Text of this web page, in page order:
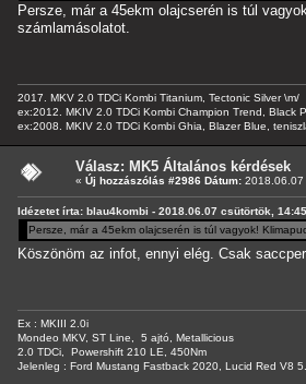
Persze, már a 45ekm olajcserén is túl
számlamásolatot.
2017. MKV 2.0 TDCi Kombi Titanium, Tectonic Silver \m/
ex:2012. MKIV 2.0 TDCi Kombi Champion Trend, Black
ex:2008. MKIV 2.0 TDCi Kombi Ghia, Blazer Blue,
Válasz: MK5 Általános kérdések
« Új hozzászólás #2986 Dátum: 2018.06.07
Idézetet írta: blau4kombi - 2018.06.07 csütörtök,
Persze, már a 45ekm olajcserén is túl vagyok!
Köszönöm az infot, ennyi elég. Csak
Ex : MKIII 2.0i
Mondeo MKV, ST Line, 5 ajtó, Metallicious
2.0 TDCi, Powershift 210 LE, 450Nm
Jelenleg : Ford Mustang Fastback 2020, Lucid Red V8